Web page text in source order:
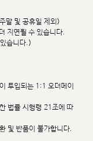
말 및 공휴일 제외)
지연될 수 있습니다.
습니다.)
투입되는 1:1 오더메이
법률 시행령 21조에 따
및 반품이 불가합니다.